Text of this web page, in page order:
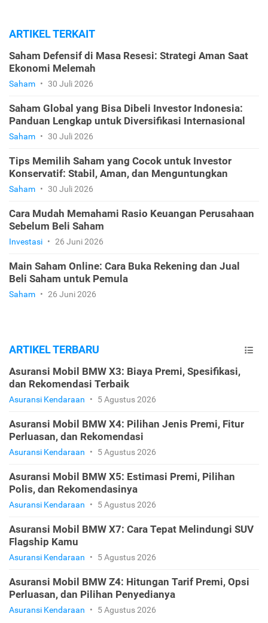
ARTIKEL TERKAIT
Saham Defensif di Masa Resesi: Strategi Aman Saat
Ekonomi Melemah
Saham • 30 Juli 2026
Saham Global yang Bisa Dibeli Investor Indonesia:
Panduan Lengkap untuk Diversifikasi Internasional
Saham • 30 Juli 2026
Tips Memilih Saham yang Cocok untuk Investor
Konservatif: Stabil, Aman, dan Menguntungkan
Saham • 30 Juli 2026
Cara Mudah Memahami Rasio Keuangan Perusahaan
Sebelum Beli Saham
Investasi • 26 Juni 2026
Main Saham Online: Cara Buka Rekening dan Jual
Beli Saham untuk Pemula
Saham • 26 Juni 2026
ARTIKEL TERBARU
Asuransi Mobil BMW X3: Biaya Premi, Spesifikasi,
dan Rekomendasi Terbaik
Asuransi Kendaraan • 5 Agustus 2026
Asuransi Mobil BMW X4: Pilihan Jenis Premi, Fitur
Perluasan, dan Rekomendasi
Asuransi Kendaraan • 5 Agustus 2026
Asuransi Mobil BMW X5: Estimasi Premi, Pilihan
Polis, dan Rekomendasinya
Asuransi Kendaraan • 5 Agustus 2026
Asuransi Mobil BMW X7: Cara Tepat Melindungi SUV
Flagship Kamu
Asuransi Kendaraan • 5 Agustus 2026
Asuransi Mobil BMW Z4: Hitungan Tarif Premi, Opsi
Perluasan, dan Pilihan Penyedianya
Asuransi Kendaraan • 5 Agustus 2026